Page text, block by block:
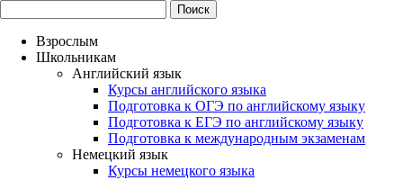
Взрослым
Школьникам
Английский язык
Курсы английского языка
Подготовка к ОГЭ по английскому языку
Подготовка к ЕГЭ по английскому языку
Подготовка к международным экзаменам
Немецкий язык
Курсы немецкого языка